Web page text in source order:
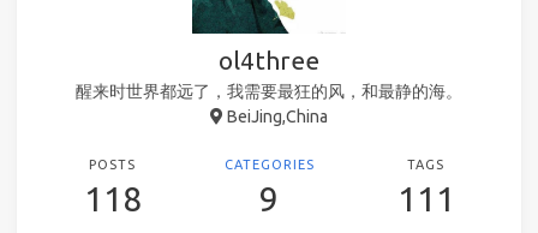
ol4three
醒来时世界都远了，我需要最狂的风，和最静的海。
BeiJing,China
POSTS
118
CATEGORIES
9
TAGS
111